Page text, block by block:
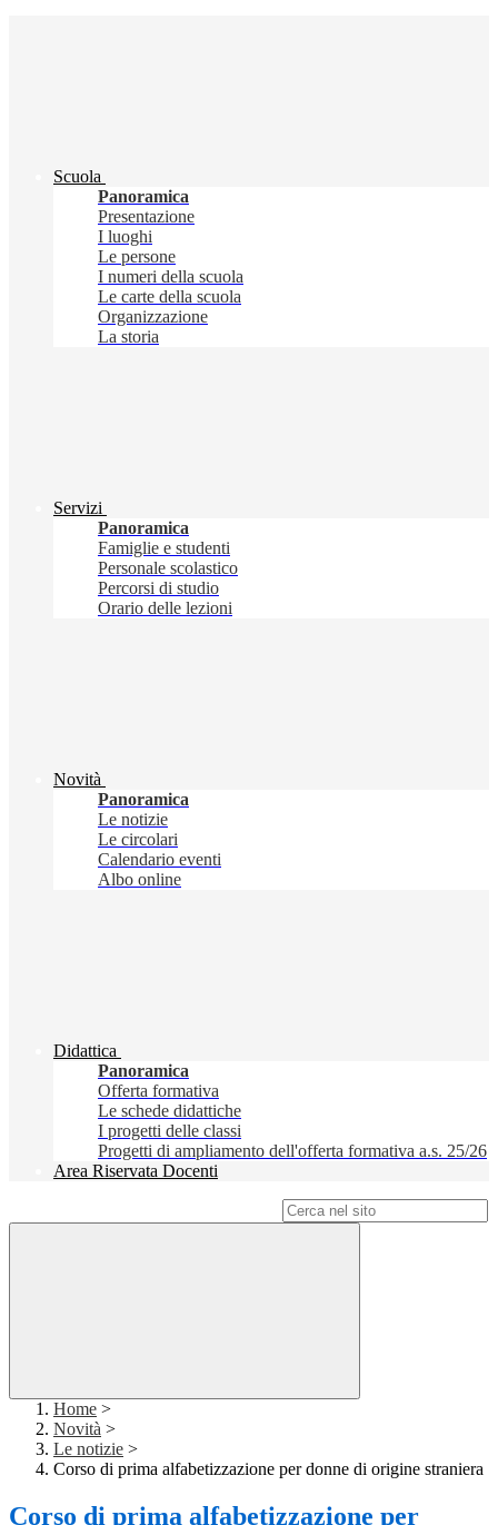
Scuola
Panoramica
Presentazione
I luoghi
Le persone
I numeri della scuola
Le carte della scuola
Organizzazione
La storia
Servizi
Panoramica
Famiglie e studenti
Personale scolastico
Percorsi di studio
Orario delle lezioni
Novità
Panoramica
Le notizie
Le circolari
Calendario eventi
Albo online
Didattica
Panoramica
Offerta formativa
Le schede didattiche
I progetti delle classi
Progetti di ampliamento dell'offerta formativa a.s. 25/26
Area Riservata Docenti
Home >
Novità >
Le notizie >
Corso di prima alfabetizzazione per donne di origine straniera
Corso di prima alfabetizzazione per